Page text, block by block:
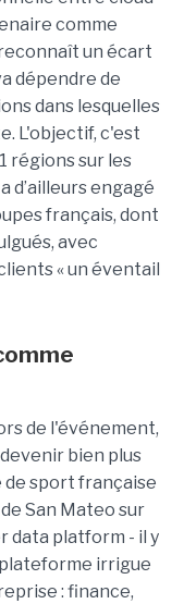
comme
un écart
dépendre de
dans lesquelles
L'objectif, c'est
régions sur les
d’ailleurs engagé
français, dont
avec
« un éventail
de l'événement,
bien plus
de sport française
San Mateo sur
data platform - il y
plateforme irrigue
: finance,